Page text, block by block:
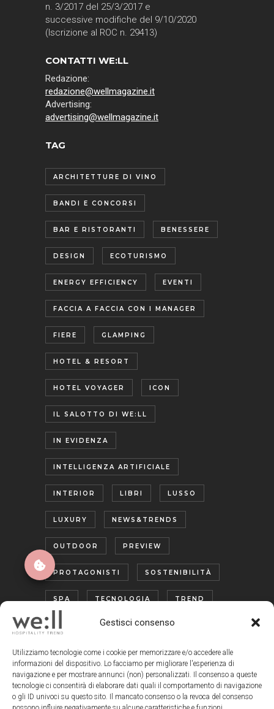
Gestisci consenso
Utilizziamo tecnologie come i cookie per memorizzare e/o accedere alle
informazioni del dispositivo. Lo facciamo per migliorare l'esperienza di
navigazione e per mostrare annunci (non) personalizzati. Il consenso a queste
tecnologie ci consentirà di elaborare dati quali il comportamento di navigazione
o gli ID univoci su questo sito. Il mancato consenso o la revoca del consenso
n. 3/2017 del 25/3/2017 e
successive modifiche del 9/10/2020
(Iscrizione al ROC n. 29413)
CONTATTI WE:LL
Redazione:
redazione@wellmagazine.it
Advertising:
advertising@wellmagazine.it
TAG
ARCHITETTURE DI VINO
BANDI E CONCORSI
BAR E RISTORANTI BENESSERE
DESIGN ECOTURISMO
ENERGY EFFICIENCY EVENTI
FACCIA A FACCIA CON I MANAGER
FIERE GLAMPING
HOTEL & RESORT
HOTEL VOYAGER ICON
IL SALOTTO DI WE:LL
IN EVIDENZA
INTELLIGENZA ARTIFICIALE
INTERIOR LIBRI LUSSO
LUXURY NEWS&TRENDS
OUTDOOR PREVIEW
PROTAGONISTI SOSTENIBILITÀ
SPA TECNOLOGIA TREND
TURISMO ENOGASTRONOMICO
WELLNESS